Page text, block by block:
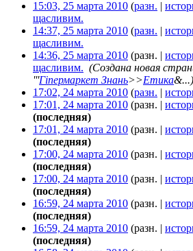
15:03, 25 марта 2010 (разн. |
щасливим.
14:37, 25 марта 2010 (разн. |
щасливим.
14:36, 25 марта 2010 (разн. |
щасливим. (Создана новая
'''Гіпермаркет Знань>>Етика&...)
17:02, 24 марта 2010 (разн. |
17:01, 24 марта 2010 (разн. |
(последняя)
17:01, 24 марта 2010 (разн. |
(последняя)
17:00, 24 марта 2010 (разн. |
(последняя)
17:00, 24 марта 2010 (разн. |
(последняя)
16:59, 24 марта 2010 (разн. |
(последняя)
16:59, 24 марта 2010 (разн. |
(последняя)